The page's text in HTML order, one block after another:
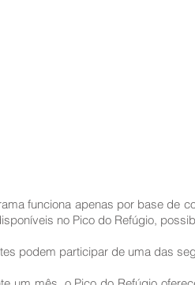
funciona apenas por base de
no Pico do Refúgio,
podem participar de uma das